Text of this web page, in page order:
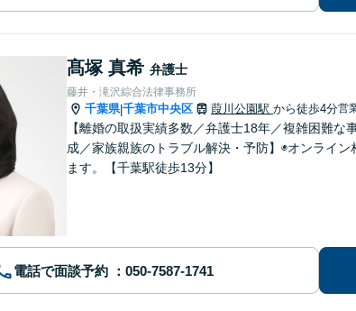
髙塚 真希 弁護士
藤井・滝沢綜合法律事務所
千葉県|千葉市中央区 葭川公園駅 から徒歩4分営
【離婚の取扱実績多数／弁護士18年／複雑困難
成／家族親族のトラブル解決・予防】◉オンライ
ます。【千葉駅徒歩13分】
電話で面談予約